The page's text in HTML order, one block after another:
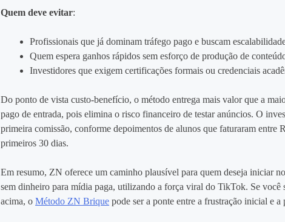
Quem deve evitar:
Profissionais que já dominam tráfego pago e buscam
Quem espera ganhos rápidos sem esforço de produção de
Investidores que exigem certificações formais ou credenciais
Do ponto de vista custo‑benefício, o método entrega mais valor que a
pago de entrada, pois elimina o risco financeiro de testar anúncios. O
primeira comissão, conforme depoimentos de alunos que faturaram entre
primeiros 30 dias.
Em resumo, ZN oferece um caminho plausível para quem deseja iniciar
sem dinheiro para mídia paga, utilizando a força viral do TikTok. Se você
acima, oMétodo ZN Brique pode ser a ponte entre a frustração inicial e a